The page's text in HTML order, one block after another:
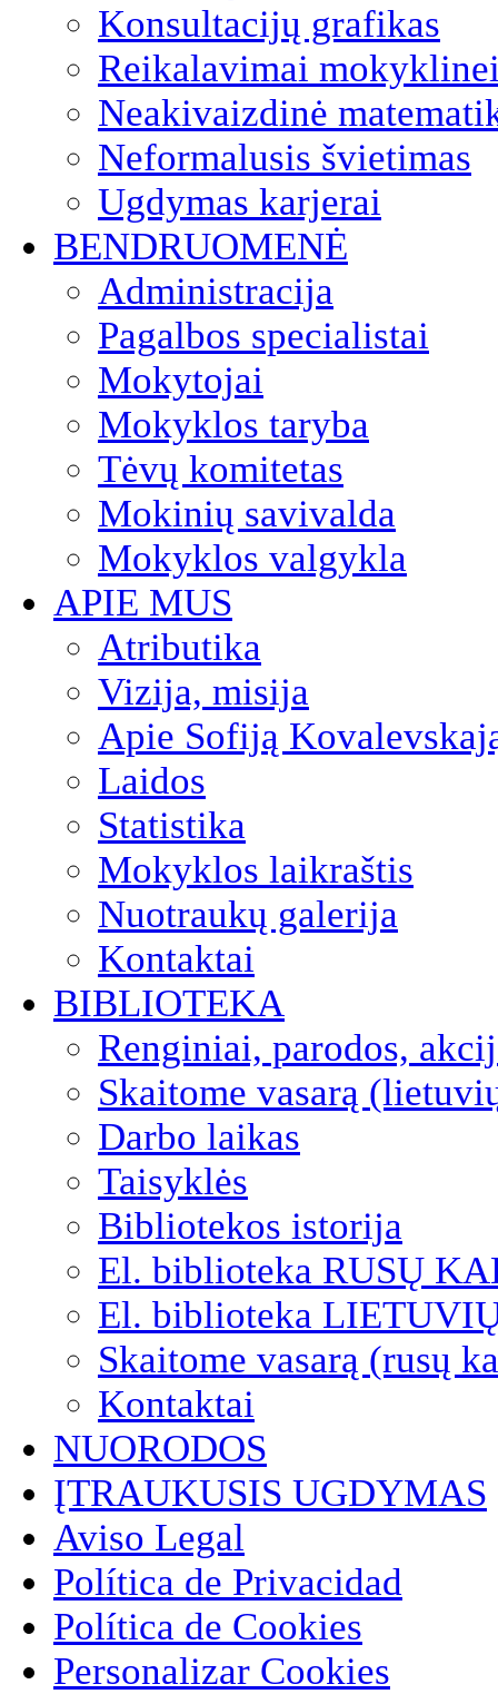
Konsultacijų grafikas
Reikalavimai
Neakivaizdinė
Neformalusis švietimas
Ugdymas karjerai
BENDRUOMENĖ
Administracija
Pagalbos specialistai
Mokytojai
Mokyklos taryba
Tėvų komitetas
Mokinių savivalda
Mokyklos valgykla
APIE MUS
Atributika
Vizija, misija
Apie Sofiją
Laidos
Statistika
Mokyklos laikraštis
Nuotraukų galerija
Kontaktai
BIBLIOTEKA
Renginiai, parodos,
Skaitome vasarą
Darbo laikas
Taisyklės
Bibliotekos istorija
El. biblioteka RUSŲ
El. biblioteka
Skaitome vasarą (rusų
Kontaktai
NUORODOS
ĮTRAUKUSIS UGDYMAS
Aviso Legal
Política de Privacidad
Política de Cookies
Personalizar Cookies